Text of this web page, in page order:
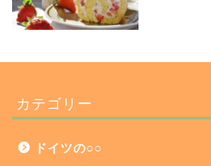
カテゴリー
ドイツの○○